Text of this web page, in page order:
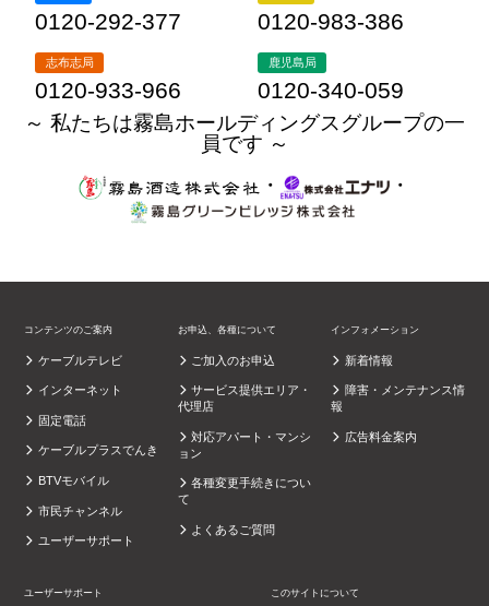
0120-292-377 0120-983-386
志布志局
0120-933-966
鹿児島局
0120-340-059
～ 私たちは霧島ホールディングスグループの一
員です ～
・
・
コンテンツのご案内
ケーブルテレビ
インターネット
固定電話
ケーブルプラスでんき
BTVモバイル
市民チャンネル
ユーザーサポート
お申込、各種について
ご加入のお申込
サービス提供エリア・
代理店
対応アパート・マンシ
ョン
各種変更手続きについ
て
よくあるご質問
インフォメーション
新着情報
障害・メンテナンス情
報
広告料金案内
ユーザーサポート このサイトについて